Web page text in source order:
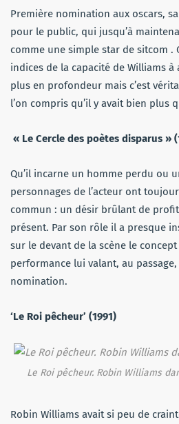
Première nomination aux oscars,
pour le public, qui jusqu’à
comme une simple star de sitcom .
indices de la capacité de Williams
plus en profondeur mais c’est
l’on compris qu’il y avait bien plus
« Le Cercle des poètes disparus »
Qu’il incarne un homme perdu ou
personnages de l’acteur ont
commun : un désir brûlant de
présent. Par son rôle il a presque
sur le devant de la scène le
performance lui valant, au
nomination.
‘Le Roi pêcheur’ (1991)
Le Roi pêcheur. Robin Williams
Robin Williams avait si peu de